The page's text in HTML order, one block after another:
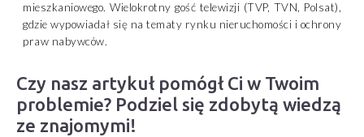
mieszkaniowego. Wielokrotny gość telewizji (TVP, TVN, Polsat),
gdzie wypowiadał się na tematy rynku nieruchomości i ochrony
praw nabywców.
Czy nasz artykuł pomógł Ci w Twoim
problemie? Podziel się zdobytą wiedzą
ze znajomymi!